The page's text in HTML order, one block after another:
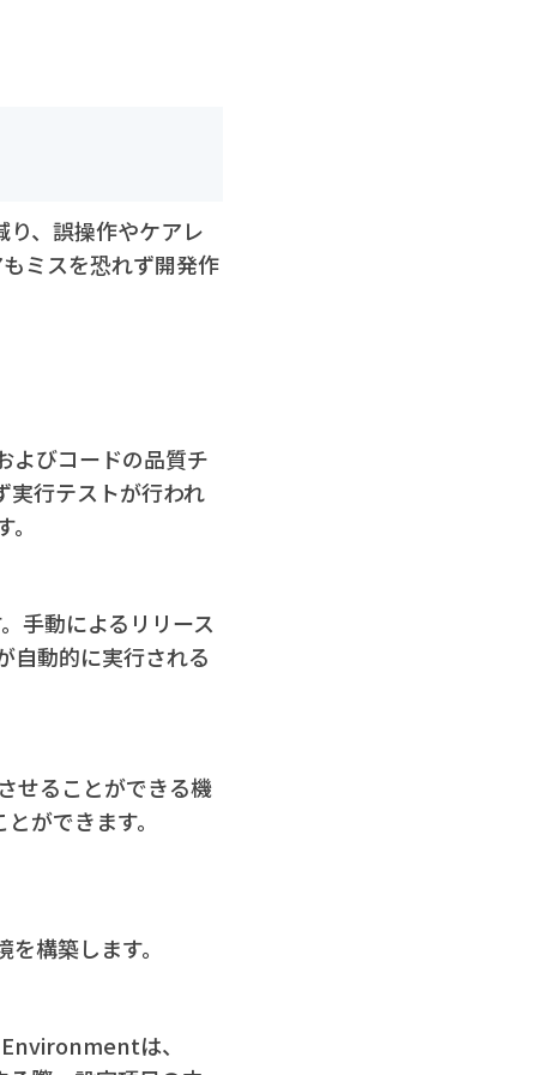
、誤操作やケアレ
ミスを恐れず開発作
よびコードの品質チ
実行テストが行われ
手動によるリリース
自動的に実行される
せることができる機
ができます。
構築します。
は、